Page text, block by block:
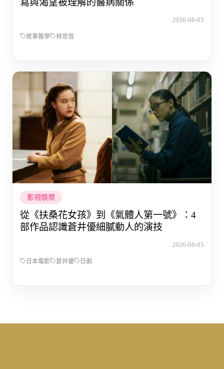
2026-08-05
敘事醫學 林思偕
影視娛樂
從《扶桑花女孩》到《氣體人第一號》：4
部作品認識蒼井優細膩動人的演技
2026-08-05
日本電影 蒼井優 日劇